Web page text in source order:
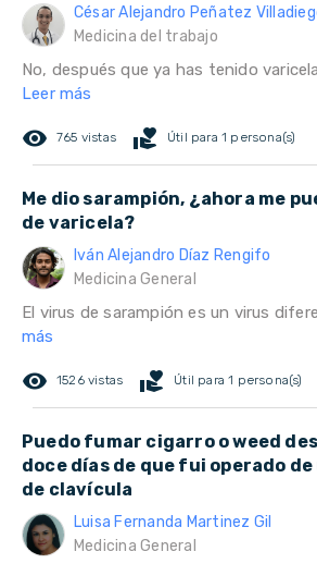
César Alejandro Peñatez
Medicina del trabajo
No, después que ya has tenido
Leer más
remove_red_eye 765 vistas volunteer_activism Útil para 1 persona(s)
Me dio sarampión, ¿ahora me
de varicela?
Iván Alejandro Díaz Rengifo
Medicina General
El virus de sarampión es un virus
más
remove_red_eye 1526 vistas volunteer_activism Útil para 1 persona(s)
Puedo fumar cigarro o weed
doce días de que fui operado
de clavícula
Luisa Fernanda Martinez Gil
Medicina General